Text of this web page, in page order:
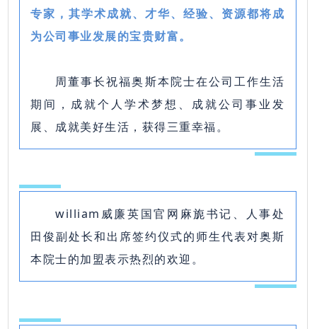
专家，其学术成就、才华、经验、资源都将成
为公司事业发展的宝贵财富。
周董事长祝福奥斯本院士在公司工作生活
期间，成就个人学术梦想、成就公司事业发
展、成就美好生活，获得三重幸福。
william威廉英国官网麻旎书记、人事处
田俊副处长和出席签约仪式的师生代表对奥斯
本院士的加盟表示热烈的欢迎。